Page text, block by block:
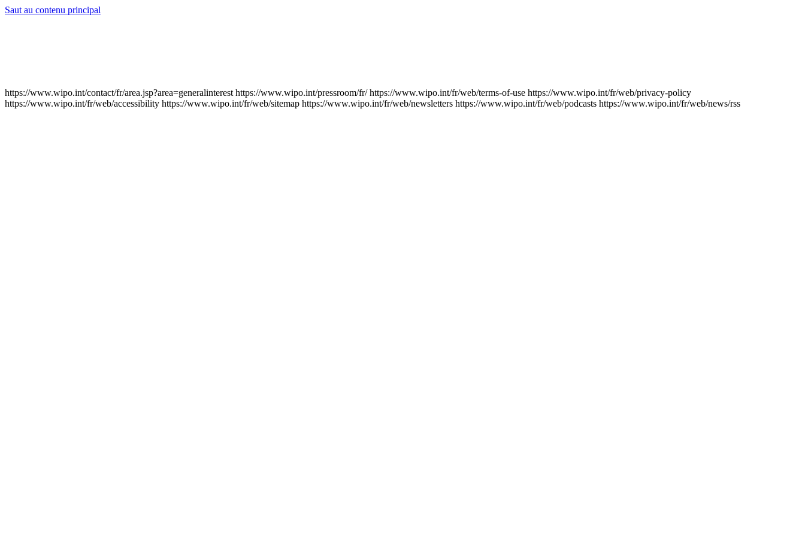
Saut au contenu principal
https://www.wipo.int/contact/fr/area.jsp?area=generalinterest https://www.wipo.int/pressroom/fr/ https://www.wipo.int/fr/web/terms-of-use https://www.wipo.int/fr/web/privacy-policy
https://www.wipo.int/fr/web/accessibility https://www.wipo.int/fr/web/sitemap https://www.wipo.int/fr/web/newsletters https://www.wipo.int/fr/web/podcasts https://www.wipo.int/fr/web/news/rss